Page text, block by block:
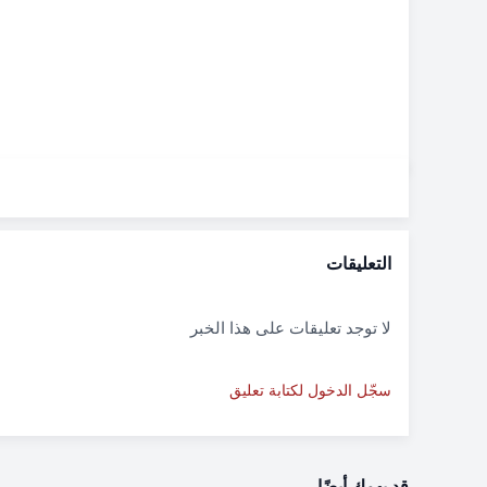
التعليقات
لا توجد تعليقات على هذا الخبر
سجّل الدخول لكتابة تعليق